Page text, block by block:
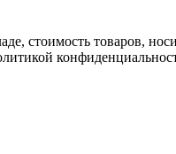
стоимость товаров,